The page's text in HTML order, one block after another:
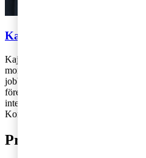
Kajsa Boqvist
Kajsa Boqvist är ansvarig för Tax
moms- och tullrådgivning på PwC:s
jobbar i huvudsak med rådgivning
företag bland annat i samband med
internationell handel.
Kontakt: 010- 213 38 24,
Prenumerera på Tax